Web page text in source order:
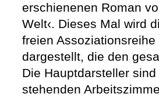
erschienenen Roman
Welt‹. Dieses Mal wird
freien
dargestellt, die den
Die Hauptdarsteller
stehenden